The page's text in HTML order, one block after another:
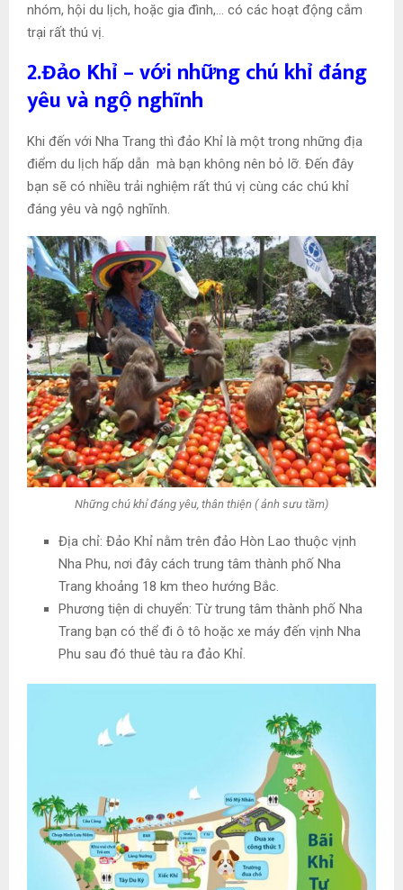
nhóm, hội du lịch, hoặc gia đình,… có các hoạt động cắm
trại rất thú vị.
2.Đảo Khỉ – với những chú khỉ đáng
yêu và ngộ nghĩnh
Khi đến với Nha Trang thì đảo Khỉ là một trong những địa
điểm du lịch hấp dẫn mà bạn không nên bỏ lỡ. Đến đây
bạn sẽ có nhiều trải nghiệm rất thú vị cùng các chú khỉ
đáng yêu và ngộ nghĩnh.
Những chú khỉ đáng yêu, thân thiện ( ảnh sưu tầm)
Địa chỉ: Đảo Khỉ nằm trên đảo Hòn Lao thuộc vịnh
Nha Phu, nơi đây cách trung tâm thành phố Nha
Trang khoảng 18 km theo hướng Bắc.
Phương tiện di chuyển: Từ trung tâm thành phố Nha
Trang bạn có thể đi ô tô hoặc xe máy đến vịnh Nha
Phu sau đó thuê tàu ra đảo Khỉ.